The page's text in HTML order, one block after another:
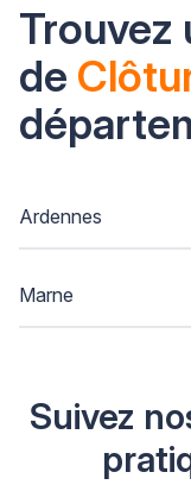
Trouvez
de
Ardennes
Marne
Suivez